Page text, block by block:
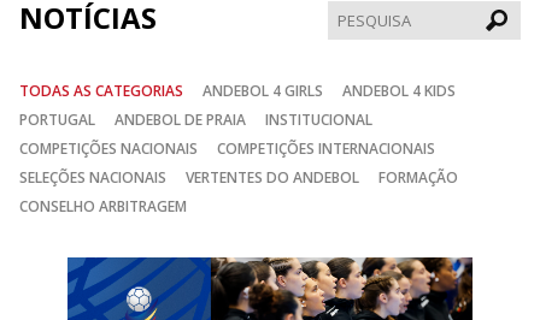
NOTÍCIAS
TODAS AS CATEGORIAS ANDEBOL 4 GIRLS
ANDEBOL 4 KIDS
PORTUGAL
ANDEBOL DE PRAIA
INSTITUCIONAL
COMPETIÇÕES NACIONAIS
COMPETIÇÕES INTERNACIONAIS
SELEÇÕES NACIONAIS
VERTENTES DO ANDEBOL
FORMAÇÃO
CONSELHO ARBITRAGEM
Anterior